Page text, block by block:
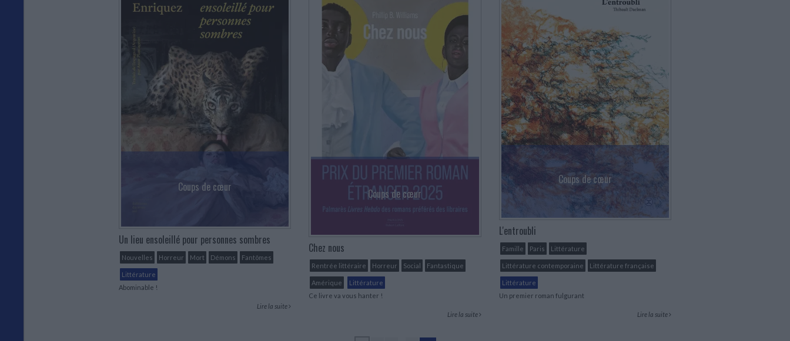
Coups de cœur
Un lieu ensoleillé pour personnes sombres
Nouvelles Horreur Mort Démons Fantômes
Littérature
Abominable !
Lire la suite
Coups de cœur
Chez nous
Rentrée littéraire Horreur Social Fantastique
Amérique
Littérature
Ce livre va vous hanter !
Lire la suite
Coups de cœur
L'entroubli
Famille Paris Littérature
Littérature contemporaine Littérature française
Littérature
Un premier roman fulgurant
Lire la suite